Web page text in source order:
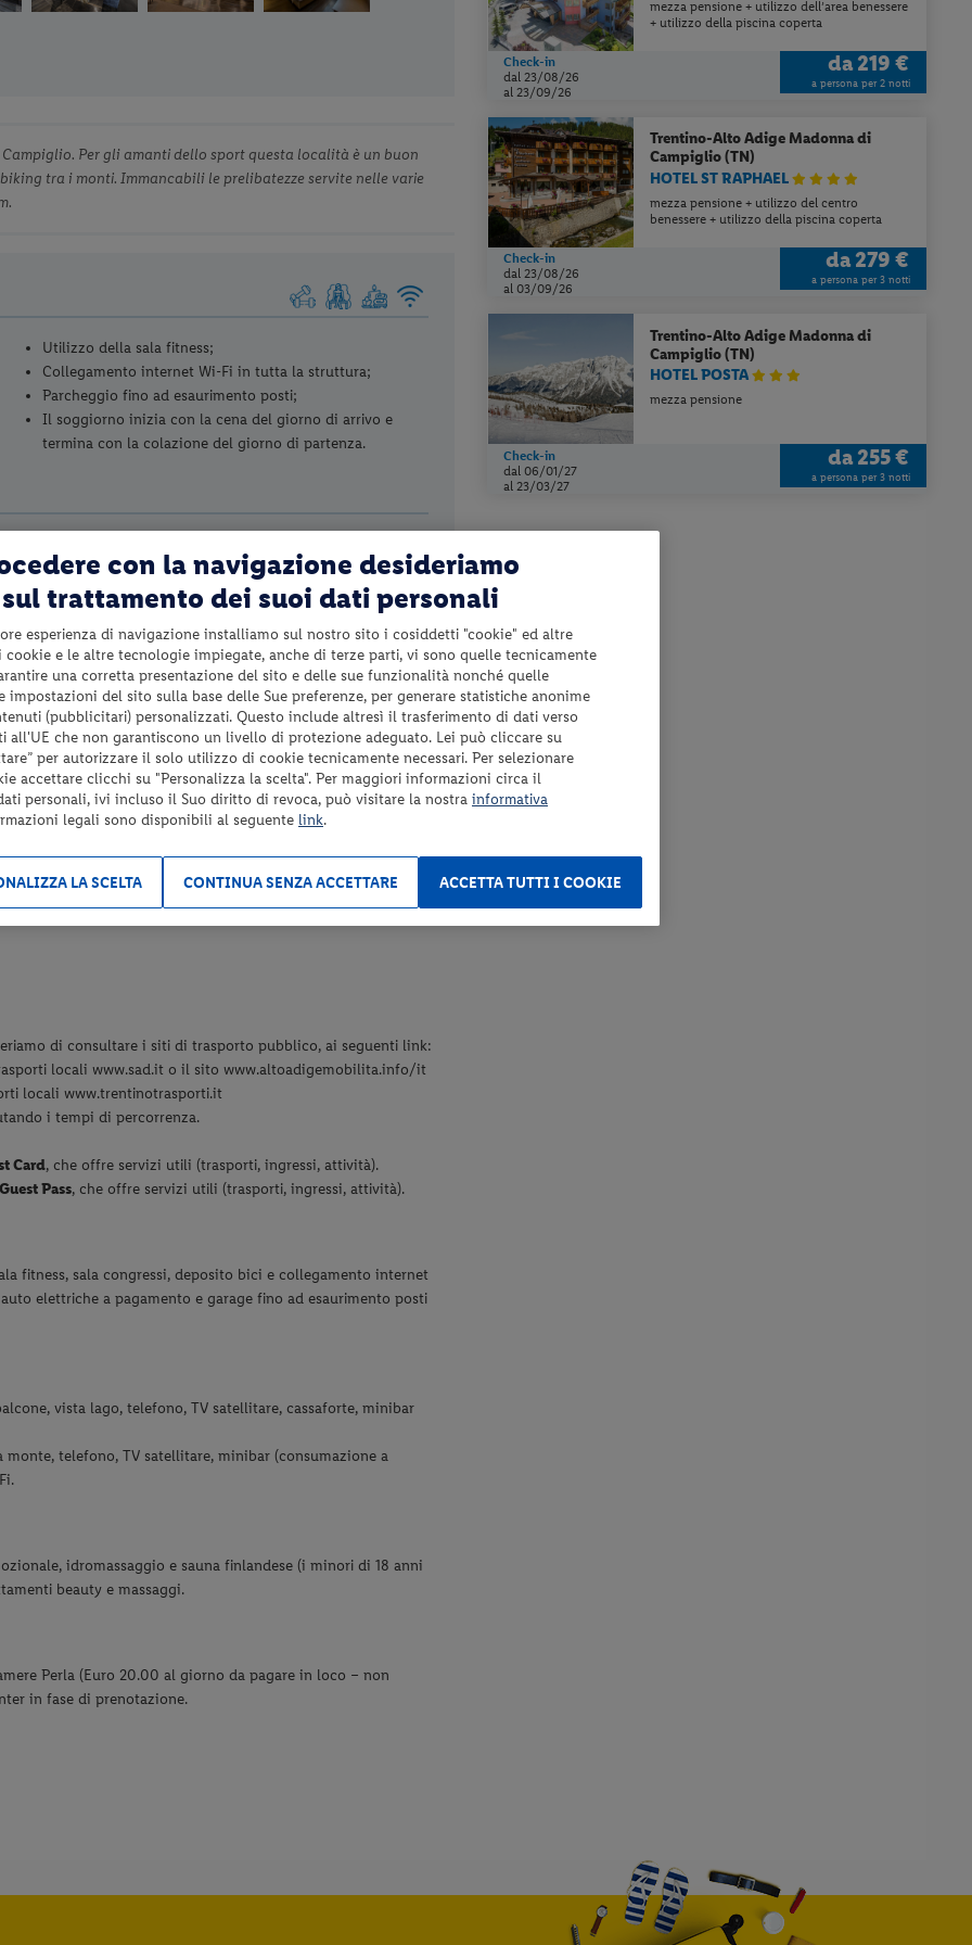
Per gli amanti dello sport questa località è un buon
tra i monti. Immancabili le prelibatezze servite nelle varie
Utilizzo della sala fitness;
Collegamento internet Wi-Fi in tutta la struttura;
Parcheggio fino ad esaurimento posti;
Il soggiorno inizia con la cena del giorno di arrivo e
termina con la colazione del giorno di partenza.
disponibilità a pagamento;
Garage fino ad esaurimento posti a pagamento (Euro
Tassa di soggiorno da pagare in loco se prevista;
Tutto quanto non espressamente indicato nel paragrafo
“Servizi inclusi”.
località situata nella Val Rendena è un’ottima meta per
sport Madonna di Campiglio è un buon punto di partenza per
servite nelle varie malghe situate in centro paese e
di consultare i siti di trasporto pubblico, ai seguenti link:
locali www.sad.it o il sito www.altoadigemobilita.info/it
locali www.trentinotrasporti.it
i tempi di percorrenza.
Card, che offre servizi utili (trasporti, ingressi, attività).
Pass, che offre servizi utili (trasporti, ingressi, attività).
fitness, sala congressi, deposito bici e collegamento internet
elettriche a pagamento e garage fino ad esaurimento posti
vista lago, telefono, TV satellitare, cassaforte, minibar
telefono, TV satellitare, minibar (consumazione a
idromassaggio e sauna finlandese (i minori di 18 anni
beauty e massaggi.
Perla (Euro 20.00 al giorno da pagare in loco – non
in fase di prenotazione.
mezza pensione + utilizzo dell’area benessere
+ utilizzo della piscina coperta
Check-in
dal 23/08/26
al 23/09/26
da219 €
a persona per 2 notti
Trentino-Alto Adige Madonna di
Campiglio (TN)
HOTEL ST RAPHAEL
mezza pensione + utilizzo del centro
benessere + utilizzo della piscina coperta
Check-in
dal 23/08/26
al 03/09/26
da279 €
a persona per 3 notti
Trentino-Alto Adige Madonna di
Campiglio (TN)
HOTEL POSTA
mezza pensione
Check-in
dal 06/01/27
al 23/03/27
da255 €
a persona per 3 notti
con la navigazione desideriamo
trattamento dei suoi dati personali
esperienza di navigazione installiamo sul nostro sito i cosiddetti "cookie" ed altre
e le altre tecnologie impiegate, anche di terze parti, vi sono quelle tecnicamente
una corretta presentazione del sito e delle sue funzionalità nonché quelle
impostazioni del sito sulla base delle Sue preferenze, per generare statistiche anonime
(pubblicitari) personalizzati. Questo include altresì il trasferimento di dati verso
all'UE che non garantiscono un livello di protezione adeguato. Lei può cliccare su
per autorizzare il solo utilizzo di cookie tecnicamente necessari. Per selezionare
accettare clicchi su "Personalizza la scelta". Per maggiori informazioni circa il
personali, ivi incluso il Suo diritto di revoca, può visitare la nostra informativa
legali sono disponibili al seguente link.
ACCETTA TUTTI I COOKIE
CONTINUA SENZA ACCETTARE
LA SCELTA